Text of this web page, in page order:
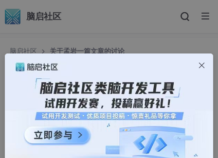
脑启社区
脑启社区 关于孟岩一篇文章的讨论
g9yuayon
3978人浏览 · 2005-03-01 03:34:00
链接在这里
还是不太明白为什么大脸猫说Imperative语言违背了图灵